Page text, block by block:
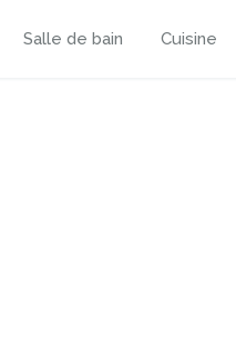
Salle de bain Cuisine